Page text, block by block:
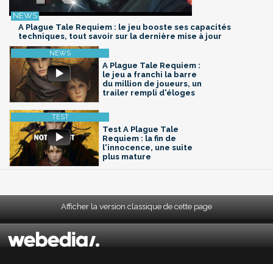
A Plague Tale Requiem : le jeu booste ses capacités
techniques, tout savoir sur la dernière mise à jour
A Plague Tale Requiem :
le jeu a franchi la barre
du million de joueurs, un
trailer rempli d'éloges
Test A Plague Tale
Requiem : la fin de
l'innocence, une suite
plus mature
Afficher la version classique de cette page